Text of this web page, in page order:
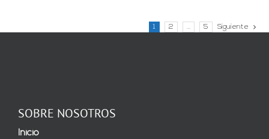
1 2 … 5 Siguiente
SOBRE NOSOTROS
Inicio